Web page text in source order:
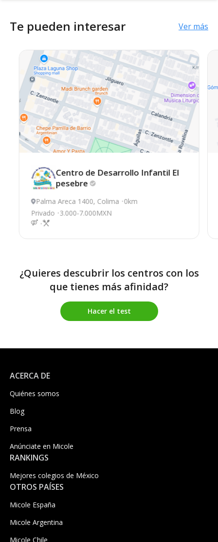
Te pueden interesar Ver más
Centro de Desarrollo Infantil El
pesebre
Palma Areca 1400, Colima 0km
Privado 3.000-7.000MXN
¿Quieres descubrir los centros con los
que tienes más afinidad?
Hacer el test
ACERCA DE
Quiénes somos
Blog
Prensa
Anúnciate en Micole
RANKINGS
Mejores colegios de México
OTROS PAÍSES
Micole España
Micole Argentina
Micole Chile